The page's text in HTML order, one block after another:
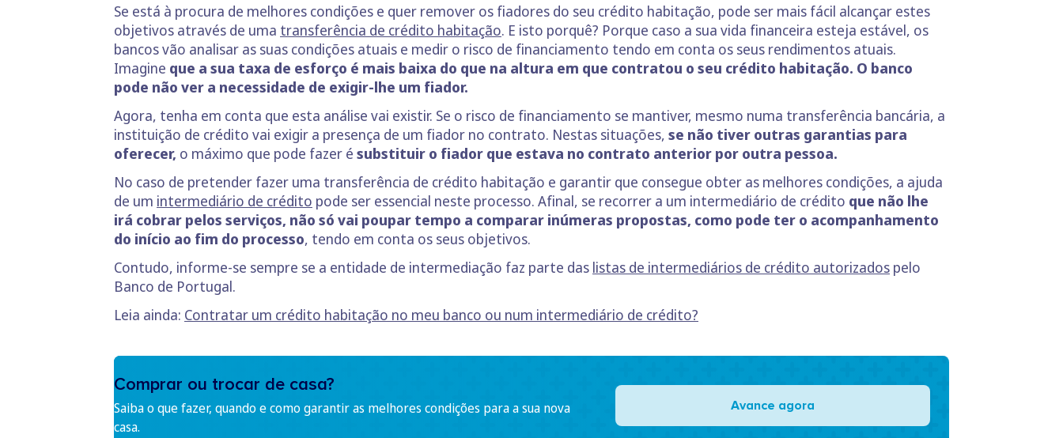
Se está à procura de melhores condições e quer remover os fiadores do seu crédito habitação, pode ser mais fácil alcançar estes
objetivos através de uma transferência de crédito habitação. E isto porquê? Porque caso a sua vida financeira esteja estável, os
bancos vão analisar as suas condições atuais e medir o risco de financiamento tendo em conta os seus rendimentos atuais.
Imagine que a sua taxa de esforço é mais baixa do que na altura em que contratou o seu crédito habitação. O banco
pode não ver a necessidade de exigir-lhe um fiador.
Agora, tenha em conta que esta análise vai existir. Se o risco de financiamento se mantiver, mesmo numa transferência bancária, a
instituição de crédito vai exigir a presença de um fiador no contrato. Nestas situações, se não tiver outras garantias para
oferecer, o máximo que pode fazer é substituir o fiador que estava no contrato anterior por outra pessoa.
No caso de pretender fazer uma transferência de crédito habitação e garantir que consegue obter as melhores condições, a ajuda
de um intermediário de crédito pode ser essencial neste processo. Afinal, se recorrer a um intermediário de crédito que não lhe
irá cobrar pelos serviços, não só vai poupar tempo a comparar inúmeras propostas, como pode ter o acompanhamento
do início ao fim do processo, tendo em conta os seus objetivos.
Contudo, informe-se sempre se a entidade de intermediação faz parte das listas de intermediários de crédito autorizados pelo
Banco de Portugal.
Leia ainda: Contratar um crédito habitação no meu banco ou num intermediário de crédito?
Comprar ou trocar de casa?
Saiba o que fazer, quando e como garantir as melhores condições para a sua nova
casa.
Avance agora